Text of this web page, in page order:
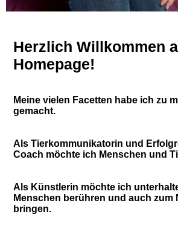
Herzlich Willkommen
Homepage!
Meine vielen Facetten habe ich zu
gemacht.
Als Tierkommunikatorin und
Coach möchte ich Menschen und
Als Künstlerin möchte ich
Menschen berühren und auch zum
bringen.